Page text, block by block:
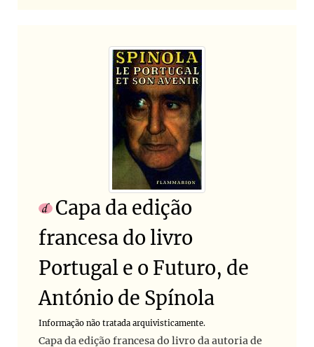
Capa da edição
francesa do livro
Portugal e o Futuro, de
António de Spínola
Informação não tratada arquivisticamente.
Capa da edição francesa do livro da autoria de